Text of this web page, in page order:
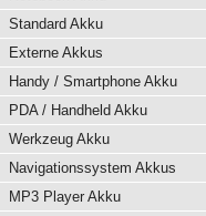
Standard Akku
Externe Akkus
Handy / Smartphone Akku
PDA / Handheld Akku
Werkzeug Akku
Navigationssystem Akkus
MP3 Player Akku